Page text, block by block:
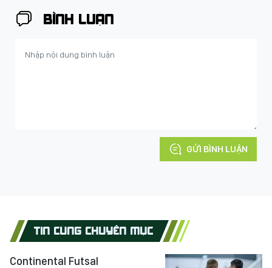
BÌNH LUẬN
GỬI BÌNH LUẬN
TIN CÙNG CHUYÊN MỤC
Continental Futsal